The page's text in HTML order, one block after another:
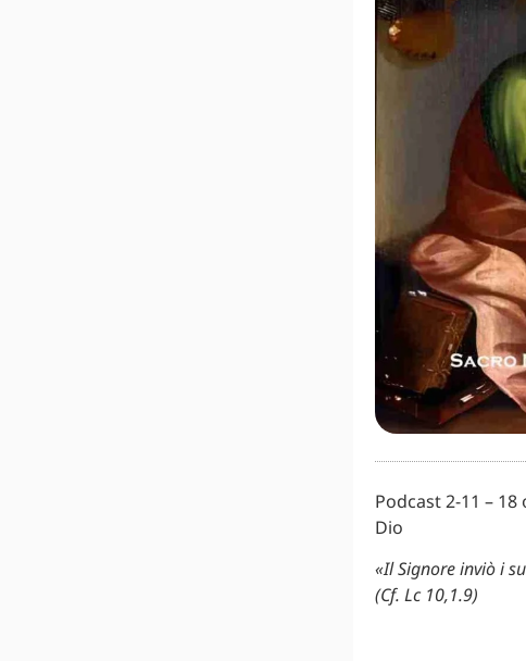
Podcast 2-11 –
Dio
«Il Signore inviò i
(Cf. Lc 10,1.9)